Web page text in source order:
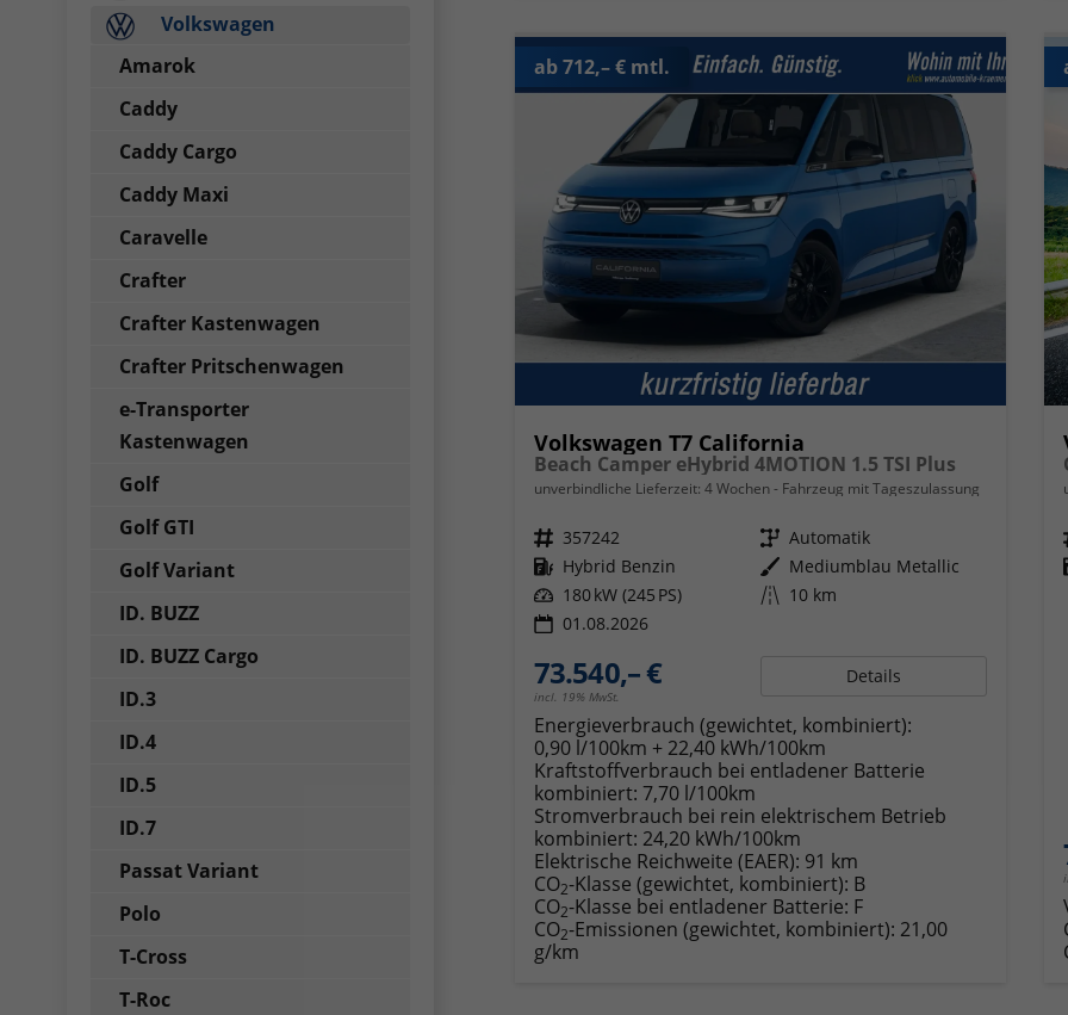
ab 712,– € mtl.
Volkswagen T7 California
Beach Camper eHybrid 4MOTION 1.5 TSI Plus
unverbindliche Lieferzeit: 4 Wochen Fahrzeug mit Tageszulassung
Fahrzeugnr. 357242 Getriebe Automatik
Kraftstoff Hybrid Benzin Außenfarbe Mediumblau Metallic
Leistung 180 kW (245 PS) Kilometerstand 10 km
01.08.2026
73.540,– €
incl. 19% MwSt.
Details
Energieverbrauch (gewichtet, kombiniert):
0,90 l/100km + 22,40 kWh/100km
Kraftstoffverbrauch bei entladener Batterie
kombiniert: 7,70 l/100km
Stromverbrauch bei rein elektrischem Betrieb
kombiniert: 24,20 kWh/100km
Elektrische Reichweite (EAER): 91 km
CO2-Klasse (gewichtet, kombiniert): B
CO2-Klasse bei entladener Batterie: F
CO2-Emissionen (gewichtet, kombiniert): 21,00
g/km
Volkswagen
Amarok
Caddy
Caddy Cargo
Caddy Maxi
Caravelle
Crafter
Crafter Kastenwagen
Crafter Pritschenwagen
e-Transporter
Kastenwagen
Golf
Golf GTI
Golf Variant
ID. BUZZ
ID. BUZZ Cargo
ID.3
ID.4
ID.5
ID.7
Passat Variant
Polo
T-Cross
T-Roc